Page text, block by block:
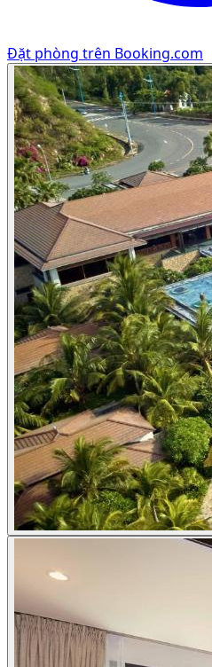
Đặt phòng trên Booking.com